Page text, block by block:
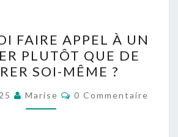
O
U
R
Q
U
FAIRE APPEL À UN
PLUTÔT QUE DE
SOI-MÊME ?
Marise
C
0 Commentaire